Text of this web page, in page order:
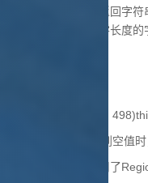
提下，表达式才会返回字
包含空值，而不是零长度
遇到空值
下一个表达式也引用了